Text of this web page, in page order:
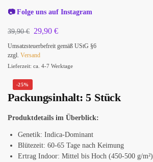
📷Folge uns auf Instagram
39,90€ 29,90 €
Umsatzsteuerbefreit gemäß UStG §6
zzgl. Versand
Lieferzeit: ca. 4-7 Werktage
-25%
Packungsinhalt: 5 Stück
Produktdetails im Überblick:
Genetik: Indica-Dominant
Blütezeit: 60-65 Tage nach Keimung
Ertrag Indoor: Mittel bis Hoch (450-500 g/m²)